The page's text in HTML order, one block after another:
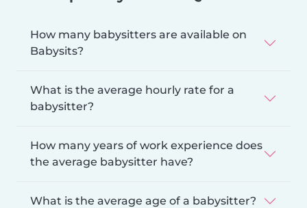
How many babysitters are available on
Babysits?
What is the average hourly rate for a
babysitter?
How many years of work experience does
the average babysitter have?
What is the average age of a babysitter?